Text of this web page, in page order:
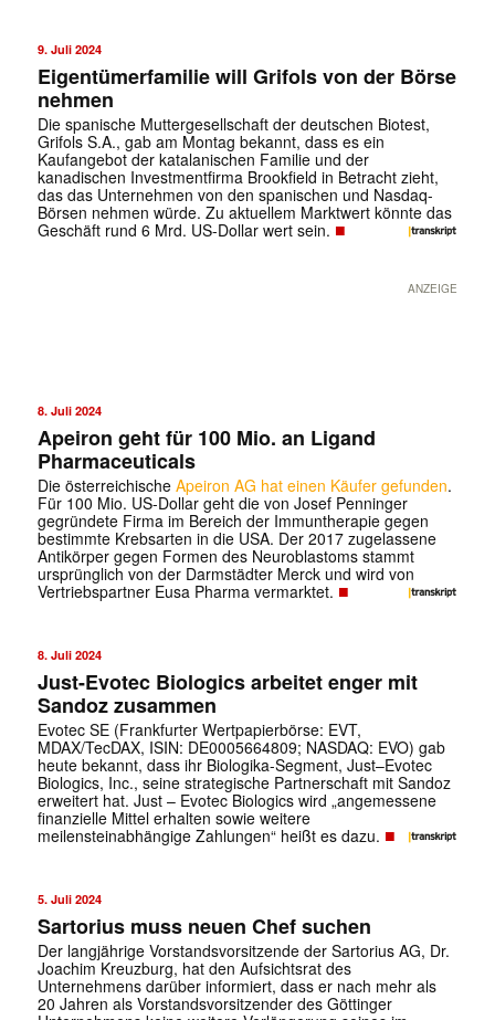
9. Juli 2024
Eigentümerfamilie will Grifols von der Börse
nehmen
Die spanische Muttergesellschaft der deutschen Biotest,
Grifols S.A., gab am Montag bekannt, dass es ein
Kaufangebot der katalanischen Familie und der
kanadischen Investmentfirma Brookfield in Betracht zieht,
das das Unternehmen von den spanischen und Nasdaq-
Börsen nehmen würde. Zu aktuellem Marktwert könnte das
Geschäft rund 6 Mrd. US-Dollar wert sein. ■
ANZEIGE
8. Juli 2024
Apeiron geht für 100 Mio. an Ligand
Pharmaceuticals
Die österreichische Apeiron AG hat einen Käufer gefunden.
Für 100 Mio. US-Dollar geht die von Josef Penninger
gegründete Firma im Bereich der Immuntherapie gegen
bestimmte Krebsarten in die USA. Der 2017 zugelassene
Antikörper gegen Formen des Neuroblastoms stammt
ursprünglich von der Darmstädter Merck und wird von
Vertriebspartner Eusa Pharma vermarktet. ■
8. Juli 2024
Just-Evotec Biologics arbeitet enger mit
Sandoz zusammen
Evotec SE (Frankfurter Wertpapierbörse: EVT,
MDAX/TecDAX, ISIN: DE0005664809; NASDAQ: EVO) gab
heute bekannt, dass ihr Biologika-Segment, Just–Evotec
Biologics, Inc., seine strategische Partnerschaft mit Sandoz
erweitert hat. Just – Evotec Biologics wird „angemessene
finanzielle Mittel erhalten sowie weitere
meilensteinabhängige Zahlungen“ heißt es dazu. ■
5. Juli 2024
Sartorius muss neuen Chef suchen
Der langjährige Vorstandsvorsitzende der Sartorius AG, Dr.
Joachim Kreuzburg, hat den Aufsichtsrat des
Unternehmens darüber informiert, dass er nach mehr als
20 Jahren als Vorstandsvorsitzender des Göttinger